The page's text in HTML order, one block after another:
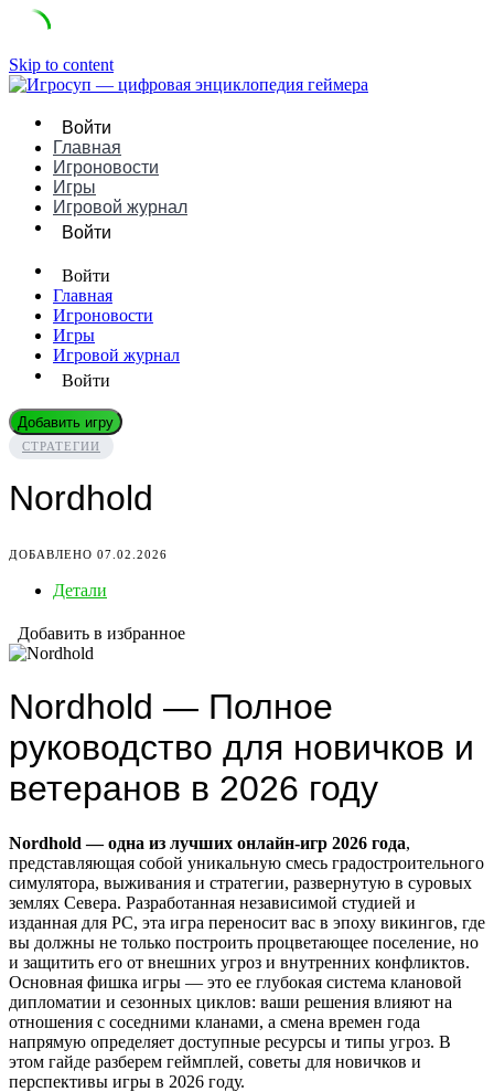
Skip to content
Войти
Главная
Игроновости
Игры
Игровой журнал
Войти
Войти
Главная
Игроновости
Игры
Игровой журнал
Войти
Добавить игру
СТРАТЕГИИ
Nordhold
ДОБАВЛЕНО 07.02.2026
Детали
Добавить в избранное
Nordhold — Полное
руководство для новичков и
ветеранов в 2026 году
Nordhold — одна из лучших онлайн-игр 2026 года,
представляющая собой уникальную смесь градостроительного
симулятора, выживания и стратегии, развернутую в суровых
землях Севера. Разработанная независимой студией и
изданная для PC, эта игра переносит вас в эпоху викингов, где
вы должны не только построить процветающее поселение, но
и защитить его от внешних угроз и внутренних конфликтов.
Основная фишка игры — это ее глубокая система клановой
дипломатии и сезонных циклов: ваши решения влияют на
отношения с соседними кланами, а смена времен года
напрямую определяет доступные ресурсы и типы угроз. В
этом гайде разберем геймплей, советы для новичков и
перспективы игры в 2026 году.